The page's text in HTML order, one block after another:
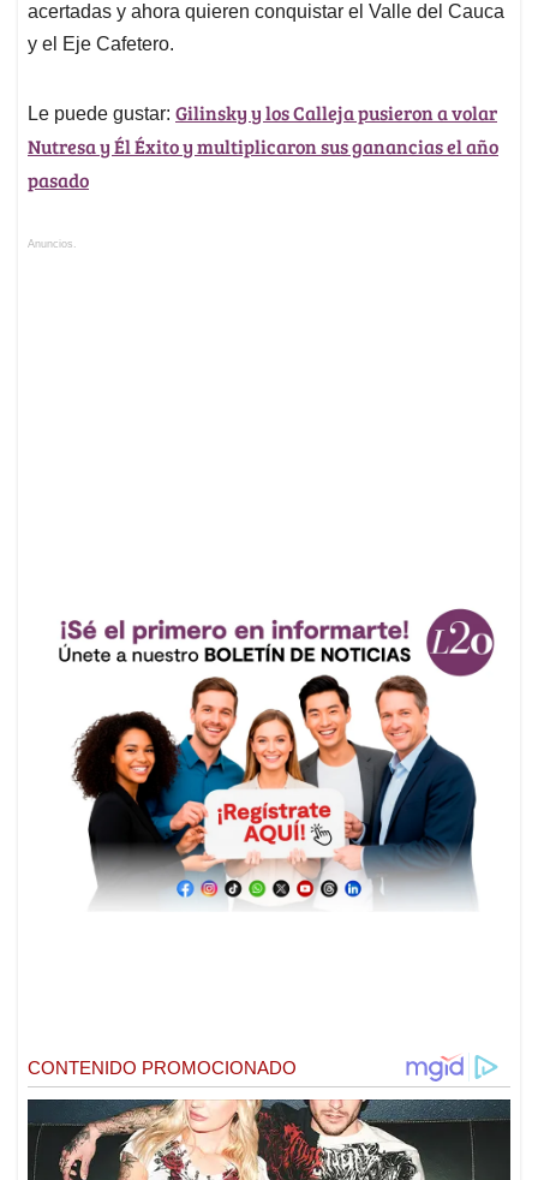
acertadas y ahora quieren conquistar el Valle del Cauca
y el Eje Cafetero.
Le puede gustar: Gilinsky y los Calleja pusieron a volar
Nutresa y Él Éxito y multiplicaron sus ganancias el año
pasado
Anuncios.